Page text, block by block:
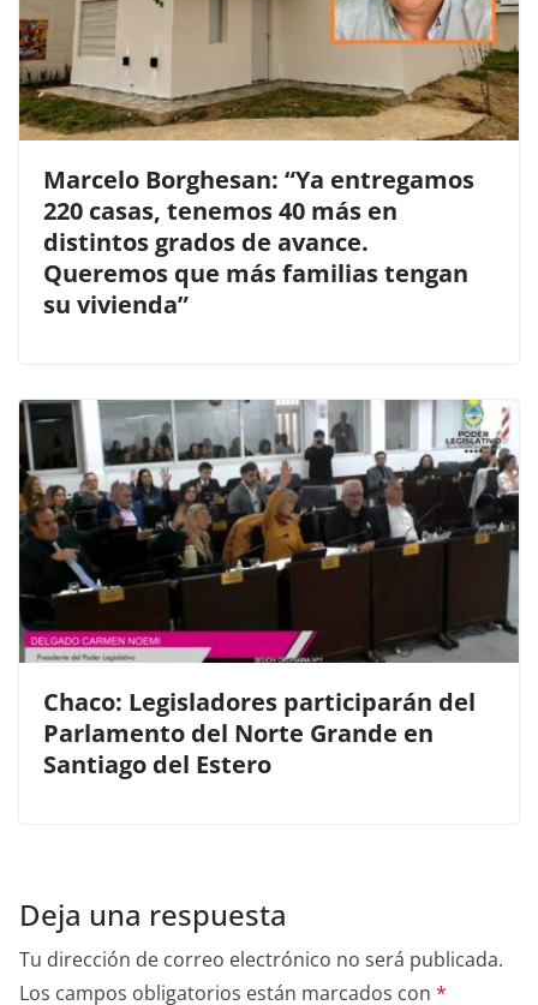
Marcelo Borghesan: “Ya entregamos
220 casas, tenemos 40 más en
distintos grados de avance.
Queremos que más familias tengan
su vivienda”
Chaco: Legisladores participarán del
Parlamento del Norte Grande en
Santiago del Estero
Deja una respuesta
Tu dirección de correo electrónico no será publicada.
Los campos obligatorios están marcados con *